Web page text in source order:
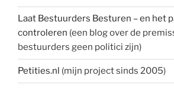
Laat Bestuurders Besturen – en het
controleren (een blog over de
bestuurders geen politici zijn)
Petities.nl (mijn project sinds 2005)